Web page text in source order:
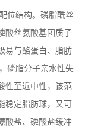
位结构。磷脂酰丝
酸丝氨酸基团质子
易与酪蛋白、脂肪
磷脂分子亲水性失
性至近中性，该范
稳定脂肪球，又可
酸盐、磷酸盐缓冲